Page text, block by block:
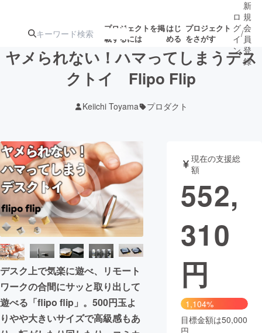
プロジェクトを掲
載するには
はじ
める
プロジェクト
をさがす
ジェクト
募集終了が近いプ
ロジェクト
アート・写真 音楽
テクノロジー・ガジェット ゲーム・サ
映像・映画
ビジネス・起業
まちづくり・地域活性化
CAMPFIRE for Social Good
CAMPFIRE Creation
ロ
グ
イ
ン
/
新
規
会
員
登
録
ヤメられない！ハマってしまうデス
クトイ Flipo Flip
Keiichi Toyama プロダクト
デスク上で気楽に遊べ、リモート
ワークの合間にサッと取り出して
遊べる「flipo flip」。500円玉よ
りやや大きいサイズで高級感もあ
現在の支援総
額
552,
310
円
1,104%
目標金額は50,000
円